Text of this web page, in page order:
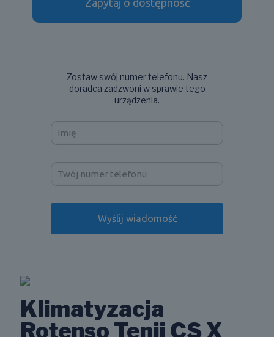
Zapytaj o dostępność
Zostaw swój numer telefonu. Nasz
doradca zadzwoni w sprawie tego
urządzenia.
Klimatyzacja
Rotenso Tenji CS X